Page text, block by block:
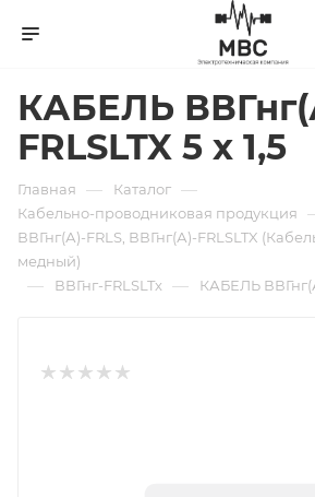
КАБЕЛЬ
FRLSLTX 5 х 1,5
Главная — Каталог —
Кабельно-проводниковая продукция
ВВГнг(А)-FRLS, ВВГнг(А)-FRLSLTX
медный)
— ВВГнг-FRLSLTx — КАБЕЛЬ